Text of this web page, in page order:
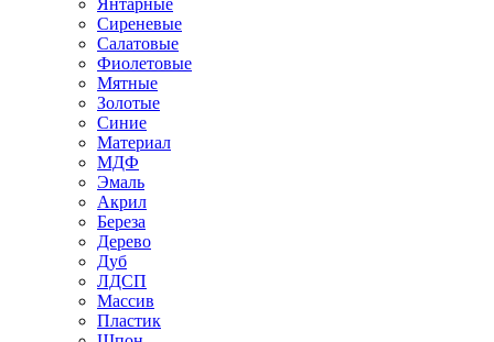
Янтарные
Сиреневые
Салатовые
Фиолетовые
Мятные
Золотые
Синие
Материал
МДФ
Эмаль
Акрил
Береза
Дерево
Дуб
ЛДСП
Массив
Пластик